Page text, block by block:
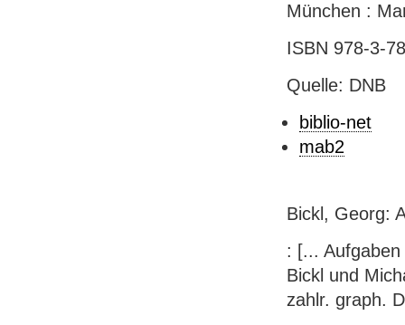
München :
ISBN 978-3-
Quelle: DNB
biblio-net
mab2
Bickl, Georg:
: [...
Bickl und
zahlr. graph.